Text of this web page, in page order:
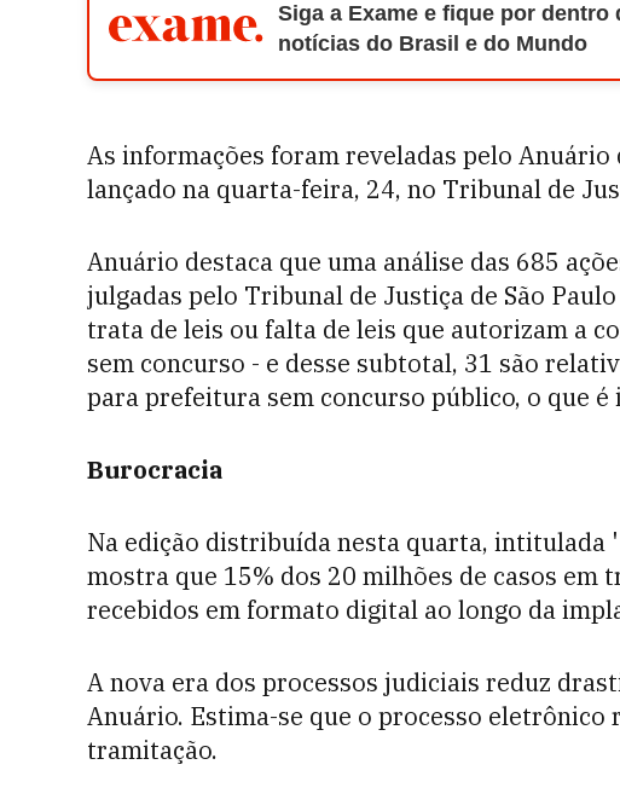
Siga a Exame e fique por dentro
notícias do Brasil e do Mundo
As informações foram reveladas pelo Anuário
lançado na quarta-feira, 24, no Tribunal de
Anuário destaca que uma análise das 685
julgadas pelo Tribunal de Justiça de São
trata de leis ou falta de leis que autorizam a
sem concurso - e desse subtotal, 31 são
para prefeitura sem concurso público, o que
Burocracia
Na edição distribuída nesta quarta, intitulada
mostra que 15% dos 20 milhões de casos em
recebidos em formato digital ao longo da
A nova era dos processos judiciais reduz
Anuário. Estima-se que o processo eletrônico
tramitação.